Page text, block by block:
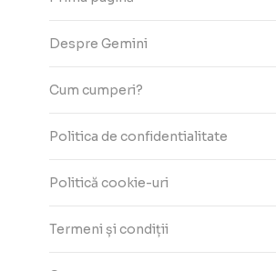
Despre Gemini
Cum cumperi?
Politica de confidentialitate
Politică cookie-uri
Termeni și condiții